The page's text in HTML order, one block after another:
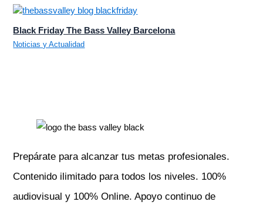
Black Friday The Bass Valley Barcelona
Noticias y Actualidad
Prepárate para alcanzar tus metas profesionales.
Contenido ilimitado para todos los niveles. 100%
audiovisual y 100% Online. Apoyo continuo de